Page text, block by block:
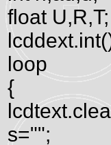
float U,R,T;
loop
{
s="";